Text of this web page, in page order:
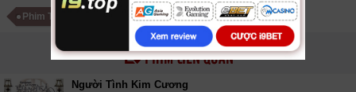
Phim Trung Quốc Phim Bộ Trung Quốc
PHIM LIÊN QUAN
Người Tình Kim Cương